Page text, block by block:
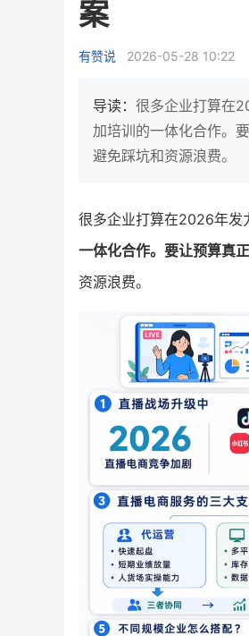
案
有赞说 2026-05-28 10:22
导读： 很多企业打算在
加培训的一体化合作。
避免踩坑和资源浪费。
很多企业打算在2026年发
一体化合作。要让预算真
资源浪费。
类目销售额
有货源没流量？母婴馆如何破局
域如何破局？
查看详情